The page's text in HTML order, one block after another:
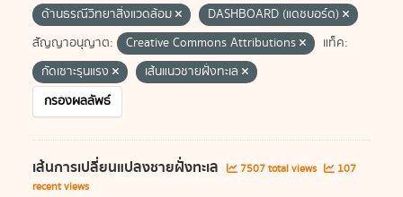
ด้านธรณีวิทยาสิ่งแวดล้อม
DASHBOARD (แดชบอร์ด)
สัญญาอนุญาต:
Creative Commons Attributions
แท็ค:
กัดเซาะรุนแรง
เส้นแนวชายฝั่งทะเล
กรองผลลัพธ์
เส้นการเปลี่ยนแปลงชายฝั่งทะเล 7507 total views
107
recent views